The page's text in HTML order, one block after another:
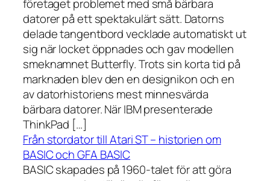
företaget problemet med små bärbara
datorer på ett spektakulärt sätt. Datorns
delade tangentbord vecklade automatiskt ut
sig när locket öppnades och gav modellen
smeknamnet Butterfly. Trots sin korta tid på
marknaden blev den en designikon och en
av datorhistoriens mest minnesvärda
bärbara datorer. När IBM presenterade
ThinkPad […]
Från stordator till Atari ST – historien om
BASIC och GFA BASIC
BASIC skapades på 1960-talet för att göra